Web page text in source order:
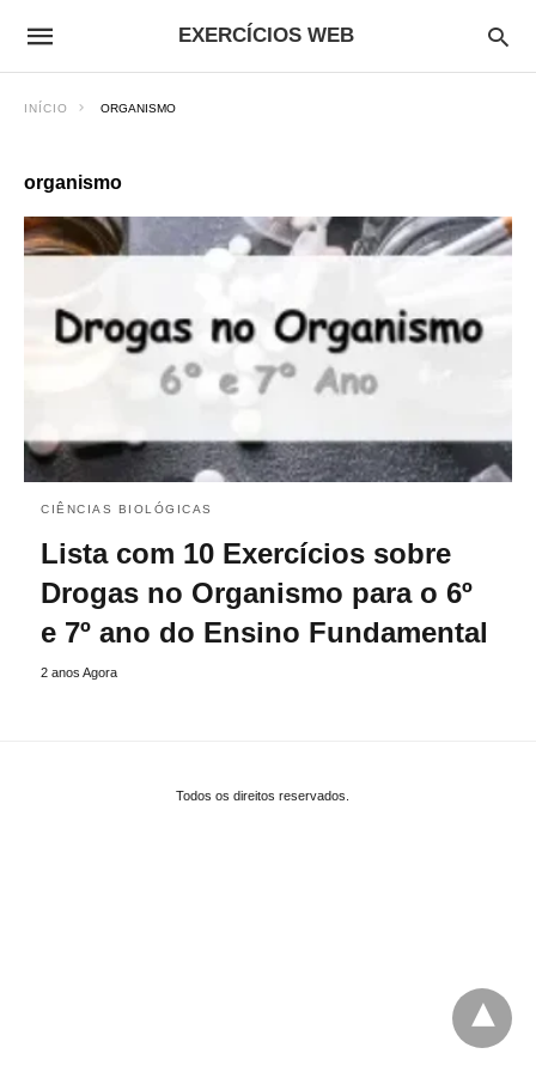
EXERCÍCIOS WEB
INÍCIO ORGANISMO
organismo
CIÊNCIAS BIOLÓGICAS
Lista com 10 Exercícios sobre
Drogas no Organismo para o 6º
e 7º ano do Ensino Fundamental
2 anos Agora
Todos os direitos reservados.